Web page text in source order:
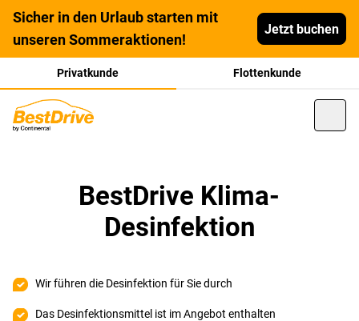
Sicher in den Urlaub starten mit
unseren Sommeraktionen!
Jetzt buchen
Privatkunde Flottenkunde
BestDrive Klima-
Desinfektion
Wir führen die Desinfektion für Sie durch
Das Desinfektionsmittel ist im Angebot enthalten